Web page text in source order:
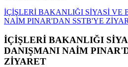
İÇİŞLERİ BAKANLIĞI SİYASİ VE
NAİM PINAR'DAN SSTB'YE
İÇİŞLERİ BAKANLIĞI
DANIŞMANI NAİM
ZİYARET